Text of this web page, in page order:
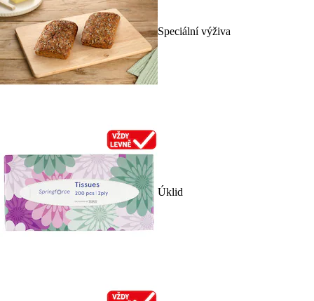
Speciální výživa
Úklid